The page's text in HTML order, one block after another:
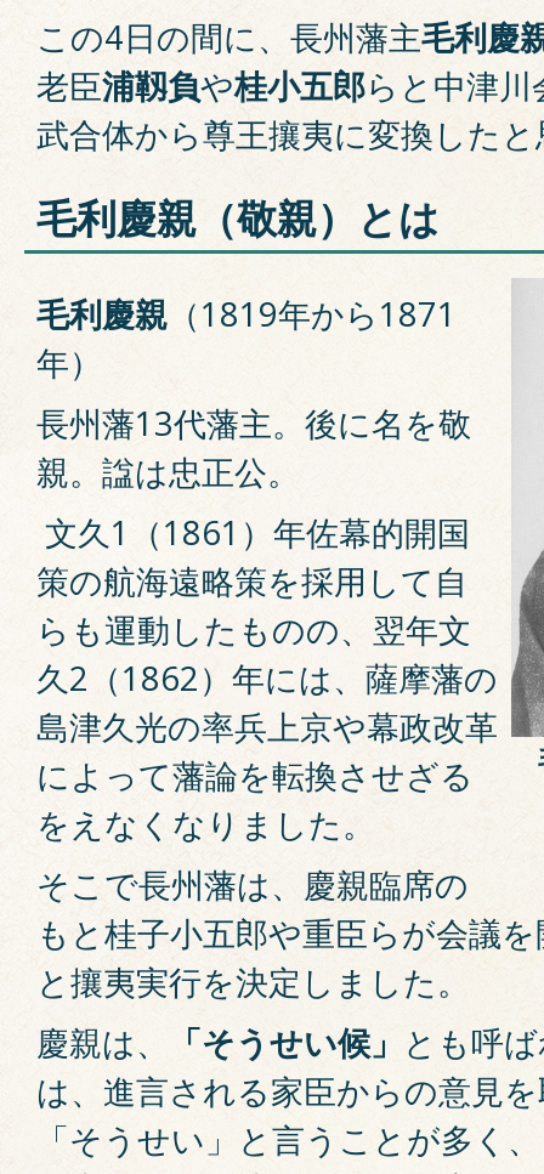
この4日の間に、長州藩主毛利慶
老臣浦靱負や桂小五郎らと中津
武合体から尊王攘夷に変換した
毛利慶親（敬親）とは
毛利慶親 （1819年から1871
年）
長州藩13代藩主。後に名を敬
親。諡は忠正公。
文久1（1861）年佐幕的開国
策の航海遠略策を採用して自
らも運動したものの、翌年文
久2（1862）年には、薩摩藩の
島津久光の率兵上京や幕政改革
によって藩論を転換させざる
をえなくなりました。
そこで長州藩は、慶親臨席の
もと桂子小五郎や重臣らが会議
と攘夷実行を決定しました。
慶親は、
「そうせい候」 とも呼
は、進言される家臣からの意見
「そうせい」と言うことが多く